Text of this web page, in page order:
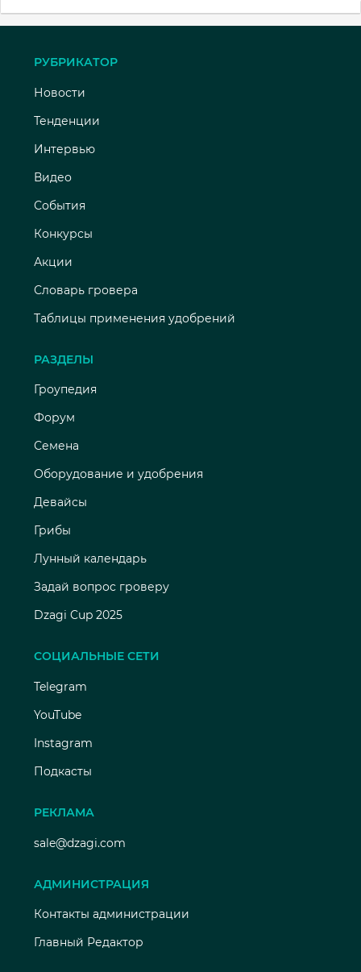
РУБРИКАТОР
Новости
Тенденции
Интервью
Видео
События
Конкурсы
Акции
Словарь гровера
Таблицы применения удобрений
РАЗДЕЛЫ
Гроупедия
Форум
Семена
Оборудование и удобрения
Девайсы
Грибы
Лунный календарь
Задай вопрос гроверу
Dzagi Cup 2025
СОЦИАЛЬНЫЕ СЕТИ
Telegram
YouTube
Instagram
Подкасты
РЕКЛАМА
sale@dzagi.com
АДМИНИСТРАЦИЯ
Контакты администрации
Главный Редактор